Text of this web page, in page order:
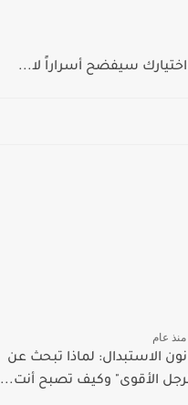
اختيارك سيفضح أسراراً لا...
منذ عام
الاستبدال: لماذا تبحث عن
الأقوى" وكيف تصبح أنت...